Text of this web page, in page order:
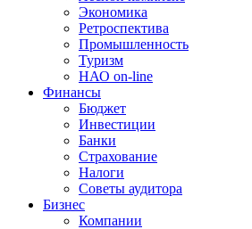
Экономика
Ретроспектива
Промышленность
Туризм
НАО on-line
Финансы
Бюджет
Инвестиции
Банки
Страхование
Налоги
Советы аудитора
Бизнес
Компании